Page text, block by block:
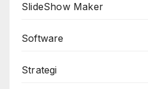
SlideShow Maker
Software
Strategi